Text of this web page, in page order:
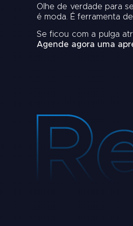
Olhe de verdade para
é moda. É ferramenta
Se ficou com a pulga
Agende agora uma